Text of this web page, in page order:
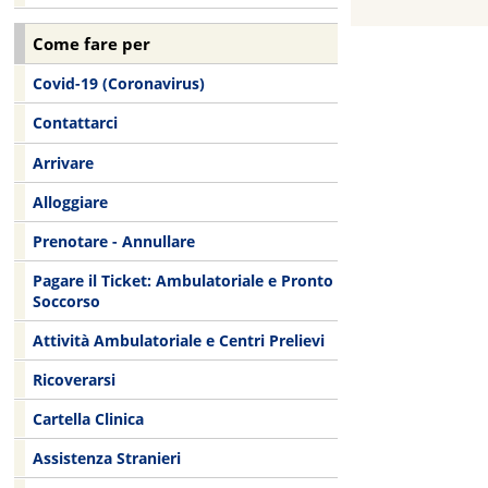
Come fare per
Covid-19 (Coronavirus)
Contattarci
Arrivare
Alloggiare
Prenotare - Annullare
Pagare il Ticket: Ambulatoriale e Pronto
Soccorso
Attività Ambulatoriale e Centri Prelievi
Ricoverarsi
Cartella Clinica
Assistenza Stranieri